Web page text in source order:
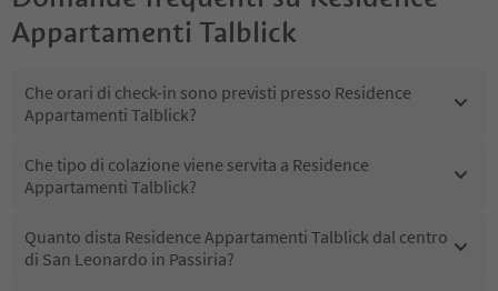
Appartamenti Talblick
Che orari di check-in sono previsti presso Residence
Appartamenti Talblick?
Che tipo di colazione viene servita a Residence
Appartamenti Talblick?
Quanto dista Residence Appartamenti Talblick dal centro
di San Leonardo in Passiria?